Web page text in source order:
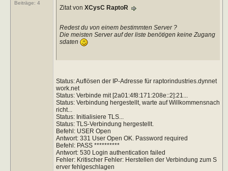
Beiträge: 4
Zitat von XCysC RaptoR
Redest du von einem bestimmten Server ?
Die meisten Server auf der liste benötigen keine Zugang
sdaten
Status: Auflösen der IP-Adresse für raptorindustries.dynnet
work.net
Status: Verbinde mit [2a01:4f8:171:208e::2]:21...
Status: Verbindung hergestellt, warte auf Willkommensnach
richt...
Status: Initialisiere TLS...
Status: TLS-Verbindung hergestellt.
Befehl: USER Open
Antwort: 331 User Open OK. Password required
Befehl: PASS **********
Antwort: 530 Login authentication failed
Fehler: Kritischer Fehler: Herstellen der Verbindung zum S
erver fehlgeschlagen